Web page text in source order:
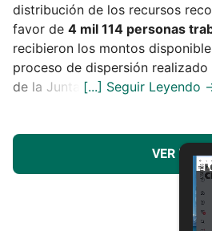
distribución de los recursos
favor de 4 mil 114 personas
recibieron los montos
proceso de dispersión
de la Junta.
VER MÁS